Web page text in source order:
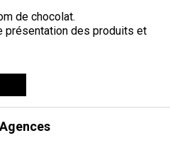
de chocolat.
présentation des produits et